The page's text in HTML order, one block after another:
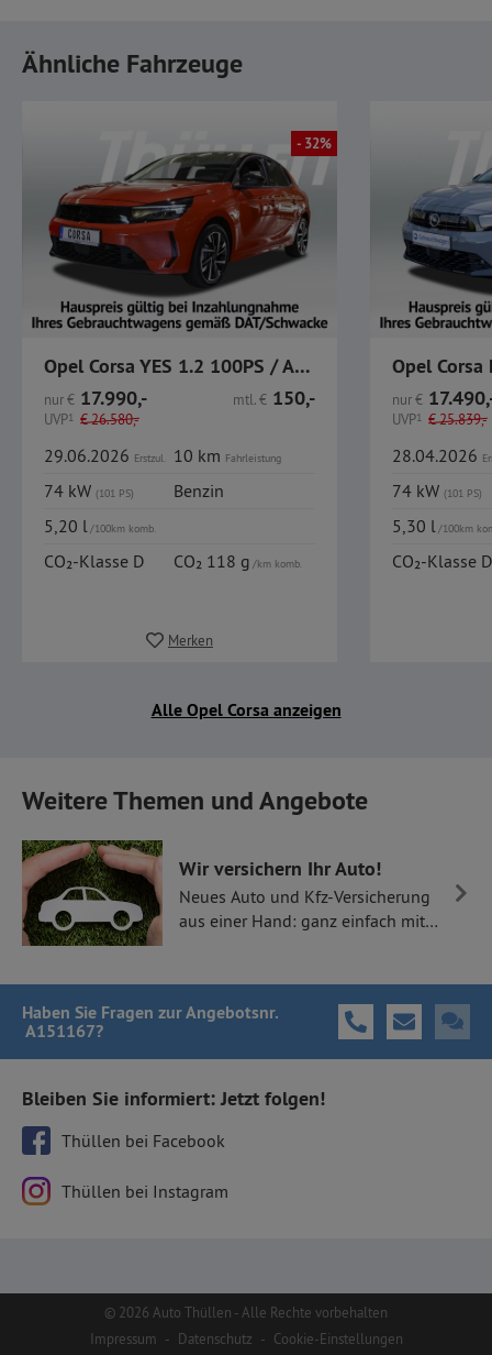
Ähnliche Fahrzeuge
- 32%
Opel Corsa YES 1.2 100PS / Allwetter / LKR-HZ / SHZ /
nur€ 17.990,-
UVP1 €26.580,-
mtl.€ 150,-
29.06.2026 Erstzul. 10 km Fahrleistung
74 kW (101 PS)
Benzin
5,20 l/100km komb.
CO₂-Klasse D CO₂ 118 g/km komb.
Merken
Opel
nur€
UVP1 €25.839,-
28.04.2026
74 kW (101 PS)
5,30 l/100km
CO₂-Klasse D
Alle Opel Corsa anzeigen
Weitere Themen und Angebote
Wir versichern Ihr Auto!
Neues Auto und Kfz-Versicherung
aus einer Hand: ganz einfach mit
Haben Sie Fragen zur Angebotsnr.
A151167?
Bleiben Sie informiert: Jetzt folgen!
Thüllen bei Facebook
Thüllen bei Instagram
© 2026 Auto Thüllen - Alle Rechte vorbehalten
Impressum - Datenschutz - Cookie-Einstellungen